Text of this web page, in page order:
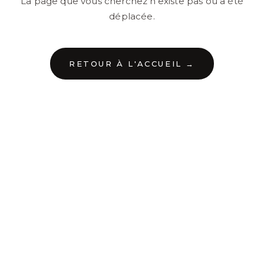
déplacée.
RETOUR À L'ACCUEIL →